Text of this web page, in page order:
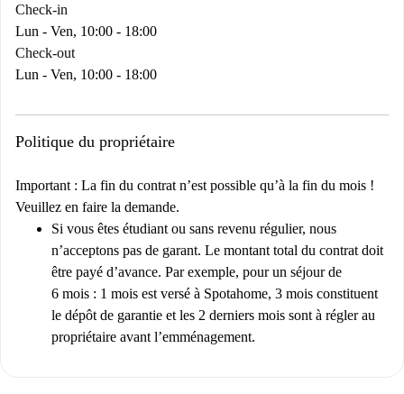
Check-in
Lun - Ven, 10:00 - 18:00
Check-out
Lun - Ven, 10:00 - 18:00
Politique du propriétaire
Important : La fin du contrat n’est possible qu’à la fin du mois !
Veuillez en faire la demande.
Si vous êtes étudiant ou sans revenu régulier, nous
n’acceptons pas de garant. Le montant total du contrat doit
être payé d’avance. Par exemple, pour un séjour de
6 mois : 1 mois est versé à Spotahome, 3 mois constituent
le dépôt de garantie et les 2 derniers mois sont à régler au
propriétaire avant l’emménagement.